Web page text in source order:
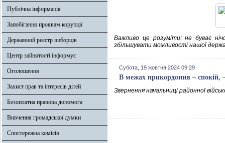
Публічна інформація
Запобігання проявам корупції
Державний реєстр виборців
Центр зайнятості інформує
Оголошення
Захист прав та інтересів дітей
Безоплатна правова допомога
Вивчення громадської думки
Спостережна комісія
Важливо це розуміти: не буває
збільшувати можливості нашої
Субота, 19 жовтня 2024 09:29
В межах прикордоння – спокій,
Звернення начальниці районної